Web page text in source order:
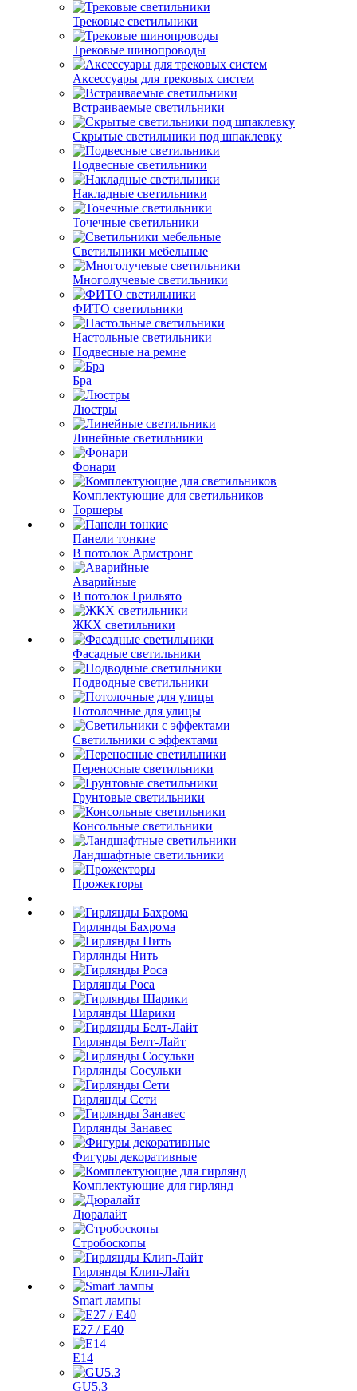
Трековые светильники
Трековые шинопроводы
Аксессуары для трековых систем
Встраиваемые светильники
Скрытые светильники под шпаклевку
Подвесные светильники
Накладные светильники
Точечные светильники
Светильники мебельные
Многолучевые светильники
ФИТО светильники
Настольные светильники
Подвесные на ремне
Бра
Люстры
Линейные светильники
Фонари
Комплектующие для светильников
Торшеры
Панели тонкие
В потолок Армстронг
Аварийные
В потолок Грильято
ЖКХ светильники
Фасадные светильники
Подводные светильники
Потолочные для улицы
Светильники с эффектами
Переносные светильники
Грунтовые светильники
Консольные светильники
Ландшафтные светильники
Прожекторы
Гирлянды Бахрома
Гирлянды Нить
Гирлянды Роса
Гирлянды Шарики
Гирлянды Белт-Лайт
Гирлянды Сосульки
Гирлянды Сети
Гирлянды Занавес
Фигуры декоративные
Комплектующие для гирлянд
Дюралайт
Стробоскопы
Гирлянды Клип-Лайт
Smart лампы
E27 / E40
E14
GU5.3